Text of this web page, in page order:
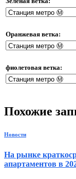
Оранжевая ветка:
фиолетовая ветка:
Похожие
Новости
На рынке
апартаментов в